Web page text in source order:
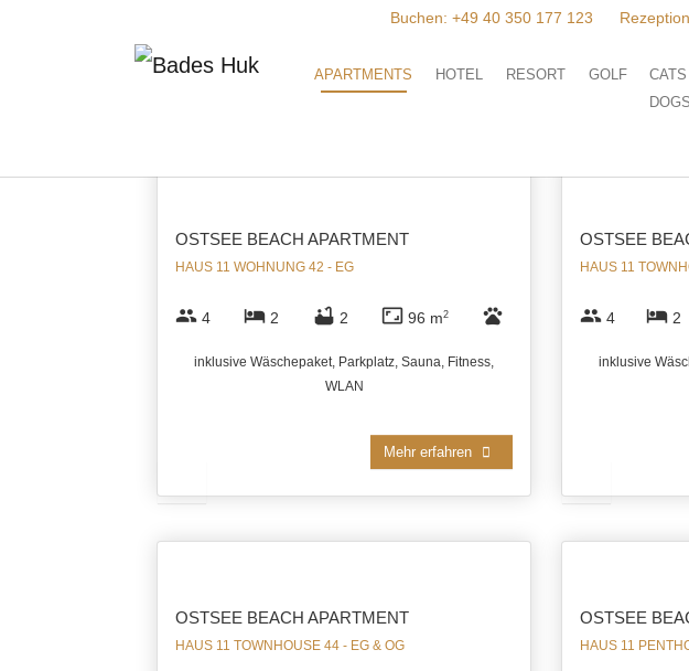
Buchen: +49 40 350 177 123
APARTMENTS HOTEL RESORT GOLF
DOGS
Sortiert
OSTSEE BEACH APARTMENT
HAUS 11 WOHNUNG 42 - EG
group 4 hotel 2 bathtub 2 aspect_ratio 96 m2 pets
inklusive Wäschepaket, Parkplatz, Sauna, Fitness,
WLAN
Mehr erfahren
OSTSEE
HAUS 11
group 4 hotel 2
inklusive
OSTSEE BEACH APARTMENT
HAUS 11 TOWNHOUSE 44 - EG & OG
OSTSEE
HAUS 11